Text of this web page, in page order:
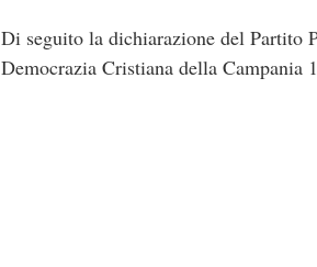
Di seguito la dichiarazione del Partito
Democrazia Cristiana della Campania